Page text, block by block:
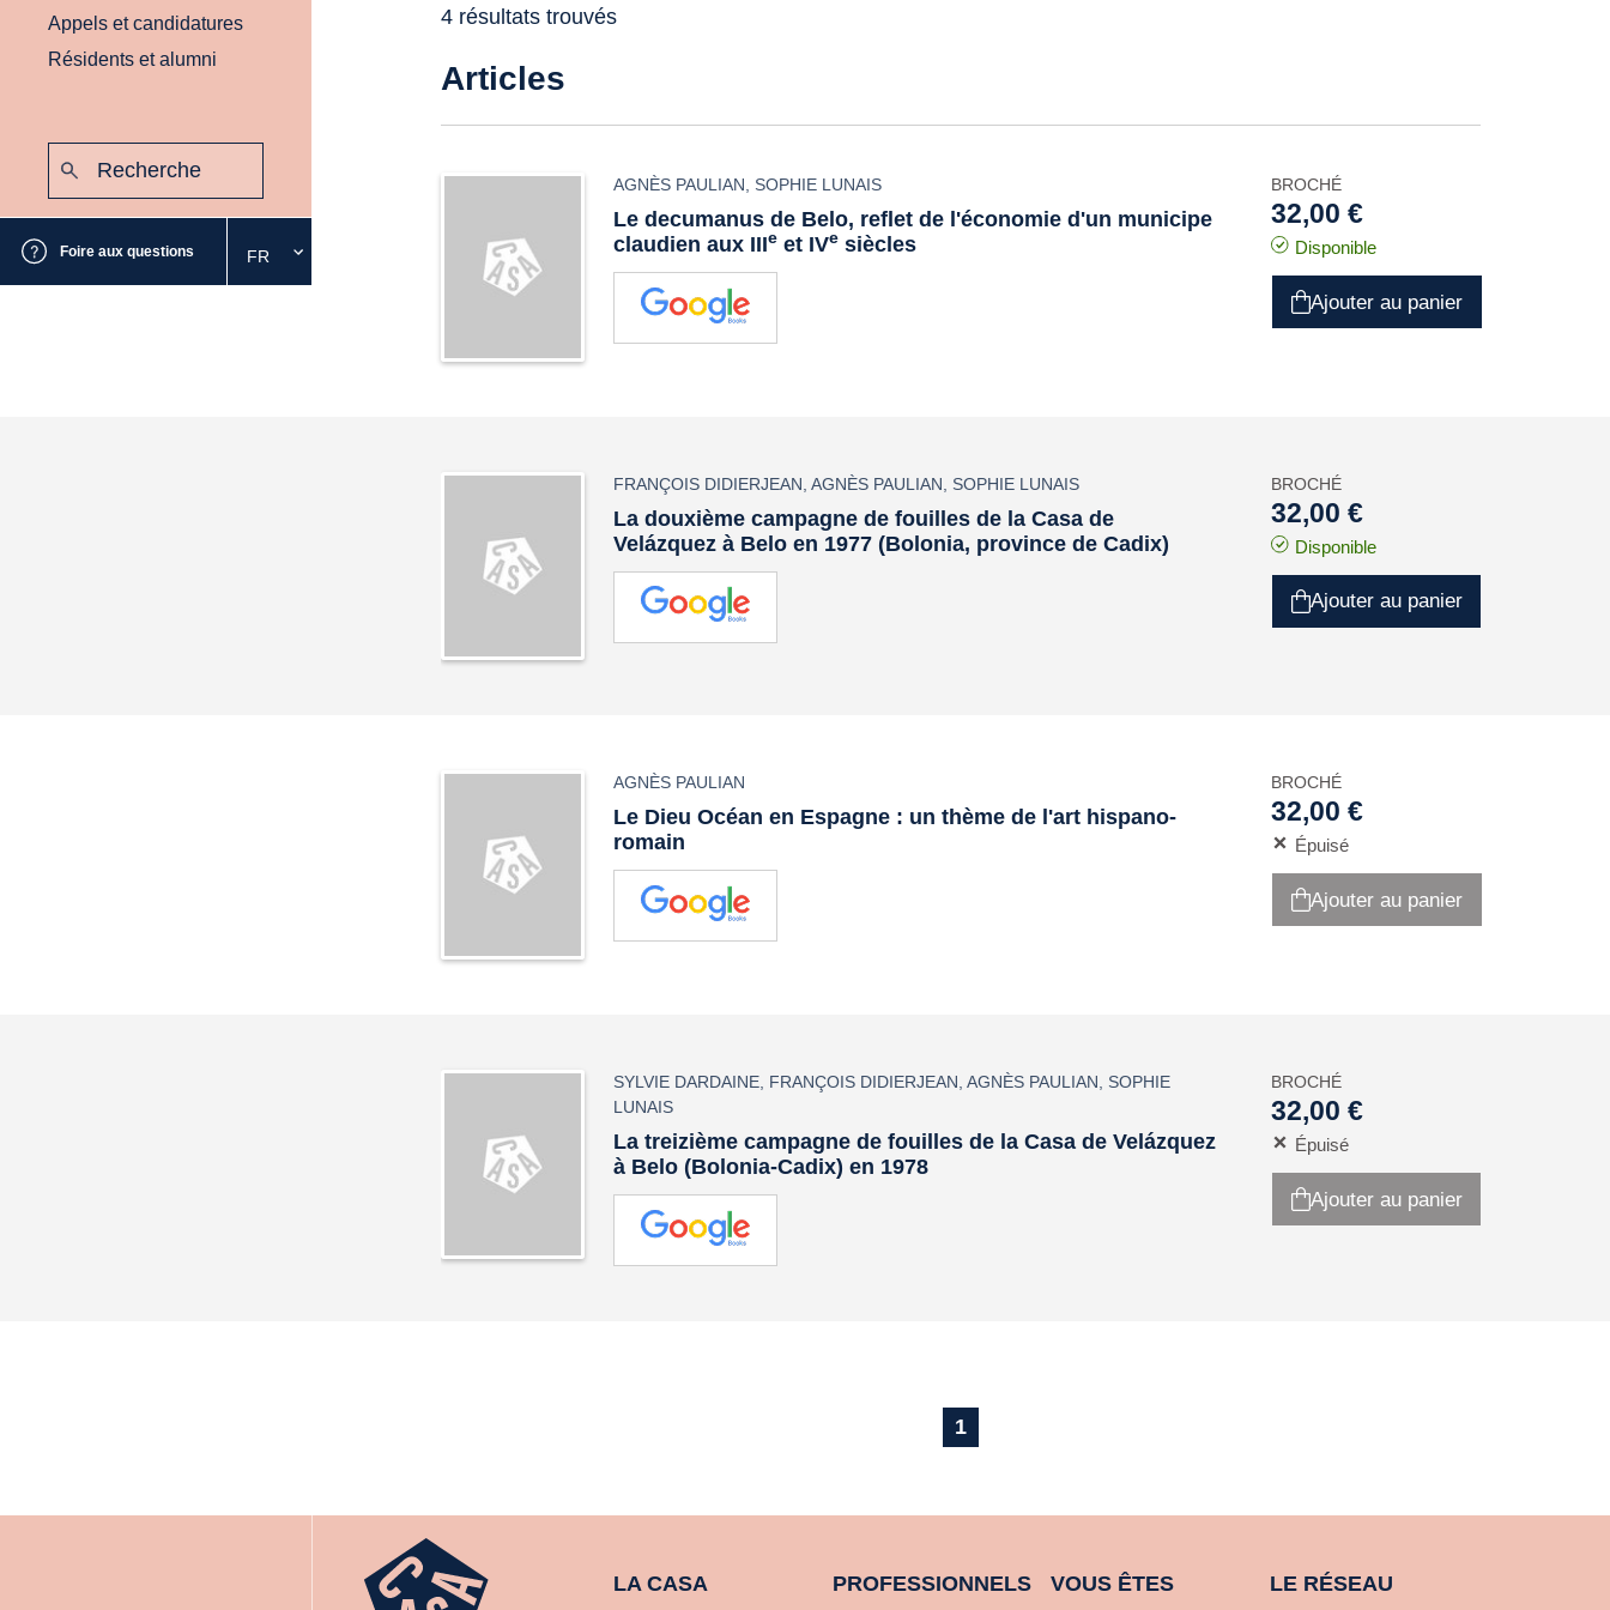
Appels et candidatures
Résidents et alumni
Foire aux questions
Sélectionnez
la
FR
4 résultats trouvés
Articles
AGNÈS PAULIAN SOPHIE LUNAIS
Le decumanus de Belo, reflet de l'économie d'un municipe
claudien aux IIIe et IVe siècles
BROCHÉ
32,00 €
Disponible
Ajouter au panier
FRANÇOIS DIDIERJEAN ,AGNÈS PAULIAN SOPHIE LUNAIS
La douxième campagne de fouilles de la Casa de
Velázquez à Belo en 1977 (Bolonia, province de Cadix)
BROCHÉ
32,00 €
Disponible
Ajouter au panier
AGNÈS PAULIAN
Le Dieu Océan en Espagne : un thème de l'art hispano-
romain
BROCHÉ
32,00 €
Épuisé
Ajouter au panier
SYLVIE DARDAINE FRANÇOIS DIDIERJEAN ,AGNÈS PAULIAN
SOPHIE
LUNAIS
La treizième campagne de fouilles de la Casa de Velázquez
à Belo (Bolonia-Cadix) en 1978
BROCHÉ
32,00 €
Épuisé
Ajouter au panier
1
LA CASA PROFESSIONNELS VOUS ÊTES LE RÉSEAU